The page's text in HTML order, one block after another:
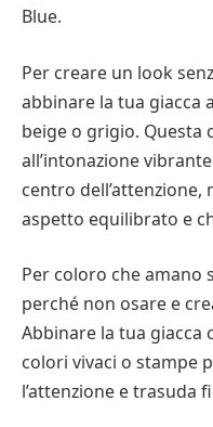
Blue.
Per creare un look
abbinare la tua giacca
beige o grigio. Questa
all’intonazione
centro
aspetto equilibrato e
Per coloro che amano
perché non osare e
Abbinare la tua giacca
colori vivaci o stampe
l’attenzione e trasuda